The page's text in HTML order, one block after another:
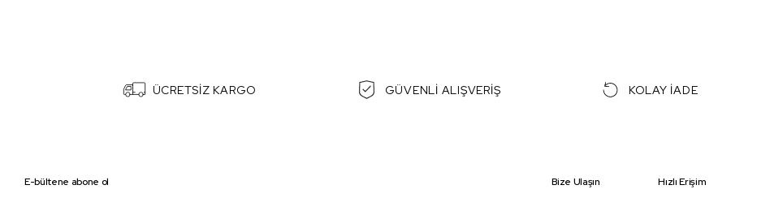
ÜCRETSİZ KARGO GÜVENLİ ALIŞVERİŞ KOLAY İADE
E-bültene abone ol Bize Ulaşın Hızlı Erişim